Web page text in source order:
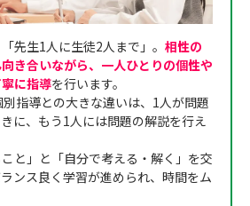
先生1人に生徒2人まで」。 相性の
き合いながら、一人ひとりの個性や
に指導を行います。
指導との大きな違いは、1人が問題
に、もう1人には問題の解説を行え
と」と「自分で考える・解く」を交
ンス良く学習が進められ、時間をム